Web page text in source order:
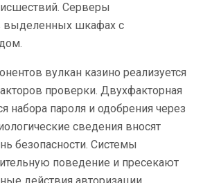
Серверы
выделенных шкафах с
вулкан казино реализуется
проверки. Двухфакторная
набора пароля и одобрения через
сведения вносят
безопасности. Системы
поведение и пресекают